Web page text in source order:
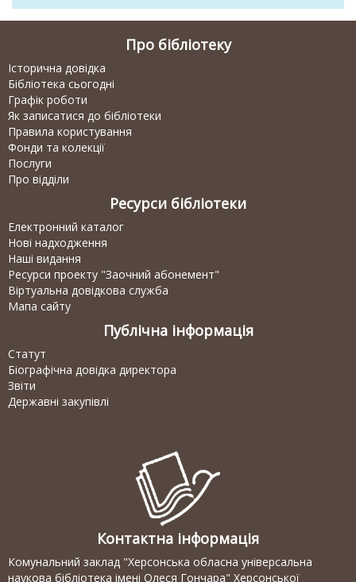
Про бібліотеку
Історична довідка
Бібліотека сьогодні
Графік роботи
Як записатися до бібліотеки
Правила користування
Фонди та колекції
Послуги
Про відділи
Ресурси бібліотеки
Електронний каталог
Нові надходження
Наші видання
Ресурси проекту "Заочний абонемент"
Віртуальна довідкова служба
Мапа сайту
Публічна інформація
Статут
Біографічна довідка директора
Звіти
Державні закупівлі
Контактна інформація
Комунальний заклад "Херсонська обласна універсальна
наукова бібліотека імені Олеся Гончара" Херсонської